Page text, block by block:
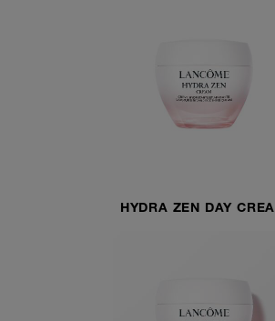
HYDRA ZEN DAY